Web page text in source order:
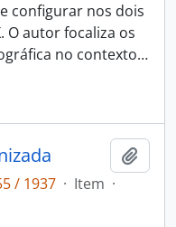
configurar nos dois
O autor focaliza os
no contexto…
/ 1937 · Item ·